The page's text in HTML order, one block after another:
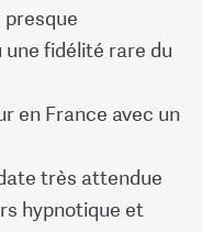
une fidélité rare du
en France avec un
très attendue
hypnotique et